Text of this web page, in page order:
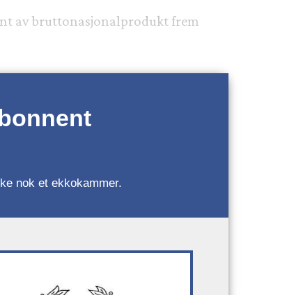
av bruttonasjonalprodukt frem
nok et ekkokammer.